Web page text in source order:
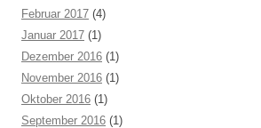
Februar 2017 (4)
Januar 2017 (1)
Dezember 2016 (1)
November 2016 (1)
Oktober 2016 (1)
September 2016 (1)